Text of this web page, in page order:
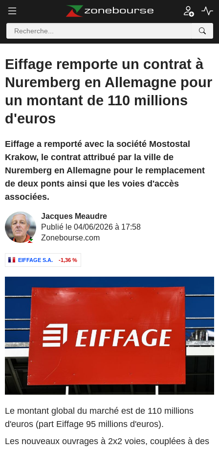
Eiffage remporte un contrat à
Nuremberg en Allemagne pour
un montant de 110 millions
d'euros
Eiffage a remporté avec la société Mostostal
Krakow, le contrat attribué par la ville de
Nuremberg en Allemagne pour le remplacement
de deux ponts ainsi que les voies d'accès
associées.
Jacques Meaudre
Publié le 04/06/2026 à 17:58
Zonebourse.com
EIFFAGE S.A. -1,36 %
Le montant global du marché est de 110 millions
d'euros (part Eiffage 95 millions d'euros).
Les nouveaux ouvrages à 2x2 voies, couplées à des